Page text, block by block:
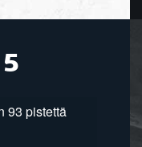
93 pistettä